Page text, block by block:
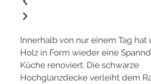
Innerhalb von nur einem Tag hat
Holz in Form wieder eine
Küche renoviert. Die schwarze
Hochglanzdecke verleiht dem